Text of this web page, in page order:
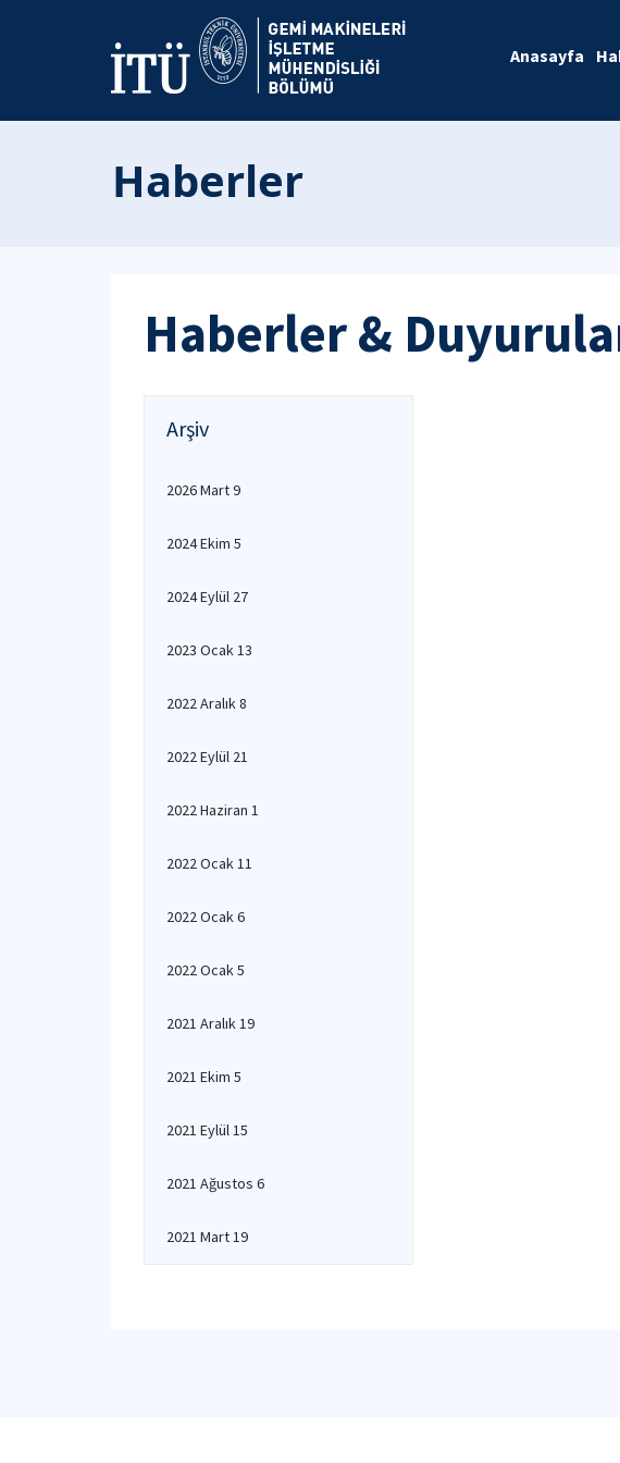
Anasayfa
Haberler
Haberler &
Arşiv
2026 Mart 9
2024 Ekim 5
2024 Eylül 27
2023 Ocak 13
2022 Aralık 8
2022 Eylül 21
2022 Haziran 1
2022 Ocak 11
2022 Ocak 6
2022 Ocak 5
2021 Aralık 19
2021 Ekim 5
2021 Eylül 15
2021 Ağustos 6
2021 Mart 19